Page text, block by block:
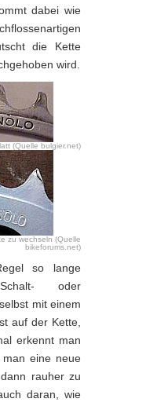
dabei wie
die Kette
wird.
(Quelle bulgier.net)
zu wechseln (Quelle
bikeforums.net)
so lange
oder
mit einem
auf der Kette,
erkennt man
man eine neue
rauher zu
daran, wie